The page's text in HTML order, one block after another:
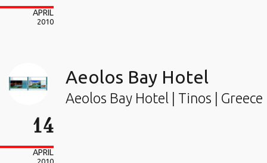
APRIL
2010
14
APRIL
2010
Aeolos Bay Hotel
Aeolos Bay Hotel | Tinos | Greece